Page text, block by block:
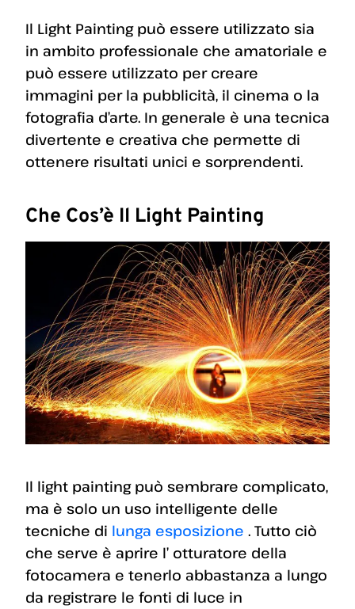
Il Light Painting può essere utilizzato sia
in ambito professionale che amatoriale e
può essere utilizzato per creare
immagini per la pubblicità, il cinema o la
fotografia d’arte. In generale è una tecnica
divertente e creativa che permette di
ottenere risultati unici e sorprendenti.
Che Cos’è Il Light Painting
Il light painting può sembrare complicato,
ma è solo un uso intelligente delle
tecniche di lunga esposizione . Tutto ciò
che serve è aprire l’ otturatore della
fotocamera e tenerlo abbastanza a lungo
da registrare le fonti di luce in